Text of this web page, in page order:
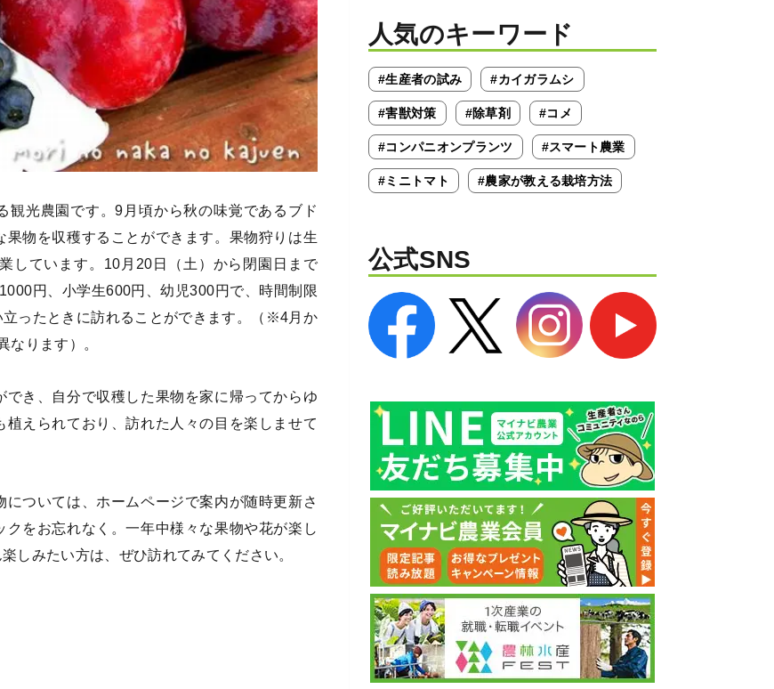
観光農園です。9月頃から秋の味覚であるブド
物を収穫することができます。果物狩りは生
しています。10月20日（土）から閉園日まで
円、小学生600円、幼児300円で、時間制限
ったときに訪れることができます。（※4月か
なります）。
き、自分で収穫した果物を家に帰ってからゆ
えられており、訪れた人々の目を楽しませて
ついては、ホームページで案内が随時更新さ
をお忘れなく。一年中様々な果物や花が楽し
しみたい方は、ぜひ訪れてみてください。
人気のキーワード
#生産者の試み #カイガラムシ
#害獣対策 #除草剤 #コメ
#コンパニオンプランツ #スマート農業
#ミニトマト #農家が教える栽培方法
公式SNS